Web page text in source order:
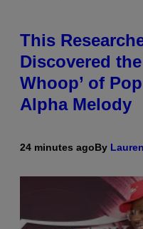
This
Discovered
Whoop’ of
Alpha Melody
24 minutes agoBy